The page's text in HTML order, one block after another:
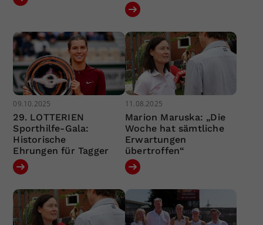
09.10.2025
29. LOTTERIEN
Sporthilfe-Gala:
Historische
Ehrungen für Tagger
11.08.2025
Marion Maruska: „Die
Woche hat sämtliche
Erwartungen
übertroffen“